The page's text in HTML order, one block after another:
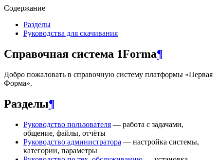
Содержание
Разделы
Руководства для скачивания
Справочная система 1Forma¶
Добро пожаловать в справочную систему платформы «Первая
Форма».
Разделы¶
Руководство пользователя — работа с задачами,
общение, файлы, отчёты
Руководство администратора — настройка системы,
категории, параметры